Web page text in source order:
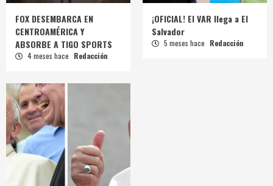
FOX DESEMBARCA EN
CENTROAMÉRICA Y
ABSORBE A TIGO SPORTS
4 meses hace Redacción
¡OFICIAL! El VAR llega a El
Salvador
5 meses hace Redacción